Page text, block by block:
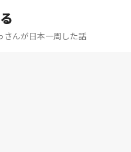
さんが日本一周した話